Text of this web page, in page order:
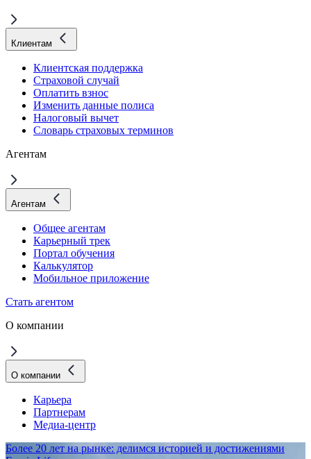
Клиентам
Клиентская поддержка
Страховой случай
Оплатить взнос
Изменить данные полиса
Налоговый вычет
Словарь страховых терминов
Агентам
Агентам
Общее агентам
Карьерный трек
Портал обучения
Калькулятор
Мобильное приложение
Стать агентом
О компании
О компании
Карьера
Партнерам
Медиа-центр
Более 20 лет на рынке: делимся историей и достижениями